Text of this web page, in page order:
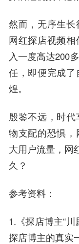
然而，无序生
网红探店视频
入一度高达200
任，即便完成
煌。
殷鉴不远，时
物支配的恐惧
大用户流量，网
久？
参考资料：
1.《探店博主“
探店博主的真实